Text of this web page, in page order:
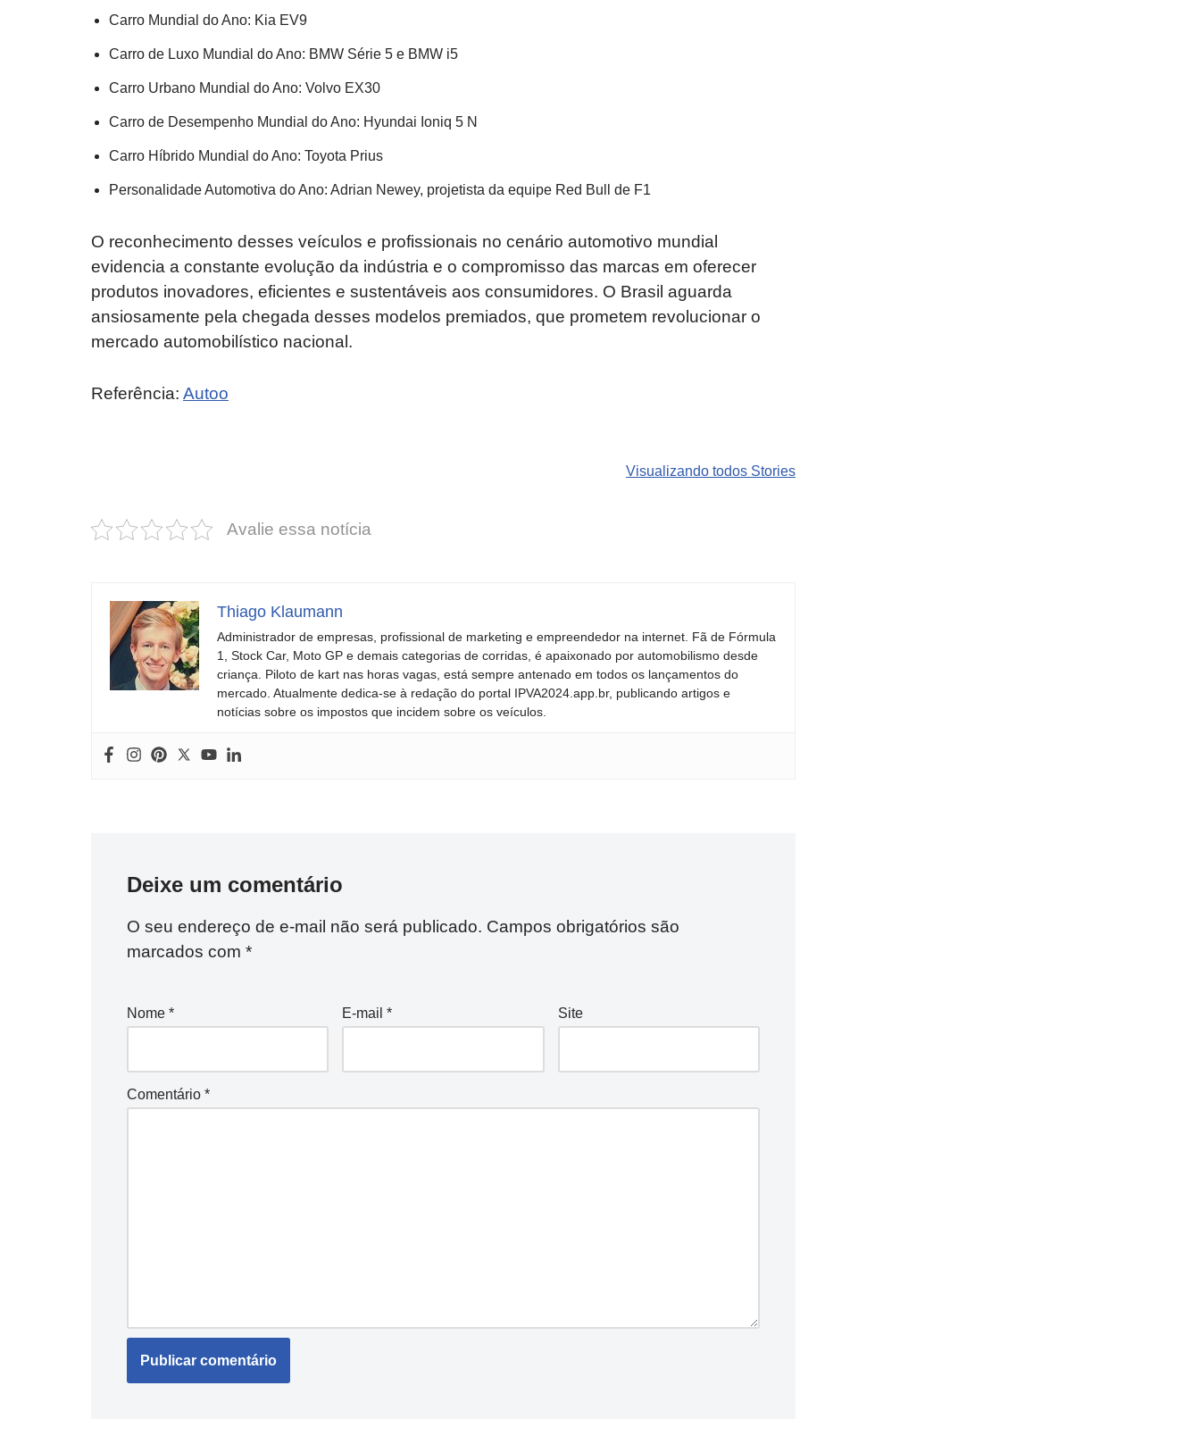
Carro Mundial do Ano: Kia EV9
Carro de Luxo Mundial do Ano: BMW Série 5 e BMW i5
Carro Urbano Mundial do Ano: Volvo EX30
Carro de Desempenho Mundial do Ano: Hyundai Ioniq 5 N
Carro Híbrido Mundial do Ano: Toyota Prius
Personalidade Automotiva do Ano: Adrian Newey, projetista da equipe Red Bull de F1
O reconhecimento desses veículos e profissionais no cenário automotivo mundial
evidencia a constante evolução da indústria e o compromisso das marcas em oferecer
produtos inovadores, eficientes e sustentáveis aos consumidores. O Brasil aguarda
ansiosamente pela chegada desses modelos premiados, que prometem revolucionar o
mercado automobilístico nacional.
Referência: Autoo
Visualizando todos Stories
2025!
de emoção
roubados que
marcas
Avalie essa notícia
Thiago Klaumann
Administrador de empresas, profissional de marketing e empreendedor na internet. Fã de Fórmula
1, Stock Car, Moto GP e demais categorias de corridas, é apaixonado por automobilismo desde
criança. Piloto de kart nas horas vagas, está sempre antenado em todos os lançamentos do
mercado. Atualmente dedica-se à redação do portal IPVA2024.app.br, publicando artigos e
notícias sobre os impostos que incidem sobre os veículos.
Deixe um comentário
O seu endereço de e-mail não será publicado. Campos obrigatórios são
marcados com *
Nome * E-mail* Site
Comentário *